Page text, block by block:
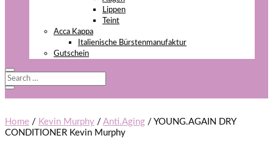
Lippen
Teint
Acca Kappa
Italienische Bürstenmanufaktur
Gutschein
Home / Kevin Murphy / Anti.Aging / YOUNG.AGAIN DRY
CONDITIONER Kevin Murphy